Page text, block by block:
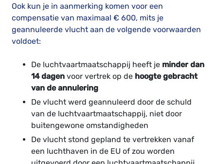
Ook kun je in aanmerking komen voor een
compensatie van maximaal € 600, mits je
geannuleerde vlucht aan de volgende voorwaarden
voldoet:
De luchtvaartmaatschappij heeft je minder dan
14 dagen voor vertrek op de hoogte gebracht
van de annulering
De vlucht werd geannuleerd door de schuld
van de luchtvaartmaatschappij, niet door
buitengewone omstandigheden
De vlucht stond gepland te vertrekken vanaf
een luchthaven in de EU of zou worden